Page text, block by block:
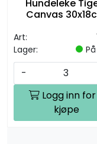
Hundeleke
Canvas
Art:
Lager:
-
Logg inn
kjøpe